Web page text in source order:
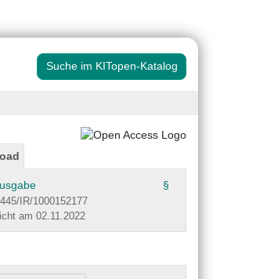
Suche im KITopen-Katalog
§
IR/1000152177
am 02.11.2022